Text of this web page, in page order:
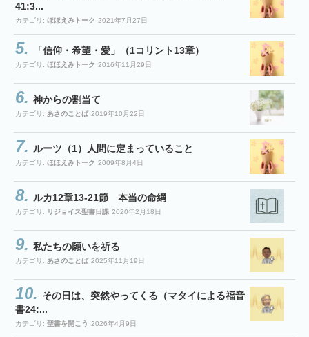
41:3...
カテゴリ: ほほえみトーク 2021年7月27日
「信仰・希望・愛」（1コリント13章）
カテゴリ: ほほえみトーク 2016年11月29日
神からの割当て
カテゴリ: あさのことば 2019年10月22日
ルーツ（1）人間に定まっていること
カテゴリ: ほほえみトーク 2009年8月4日
ルカ12章13-21節 本当の命綱
カテゴリ: リジョイス聖書日課 2020年2月18日
私たちの願いを祈る
カテゴリ: あさのことば 2025年11月19日
その日は、突然やってくる（マタイによる福音
書24:...
カテゴリ: 聖書を開こう 2026年4月9日